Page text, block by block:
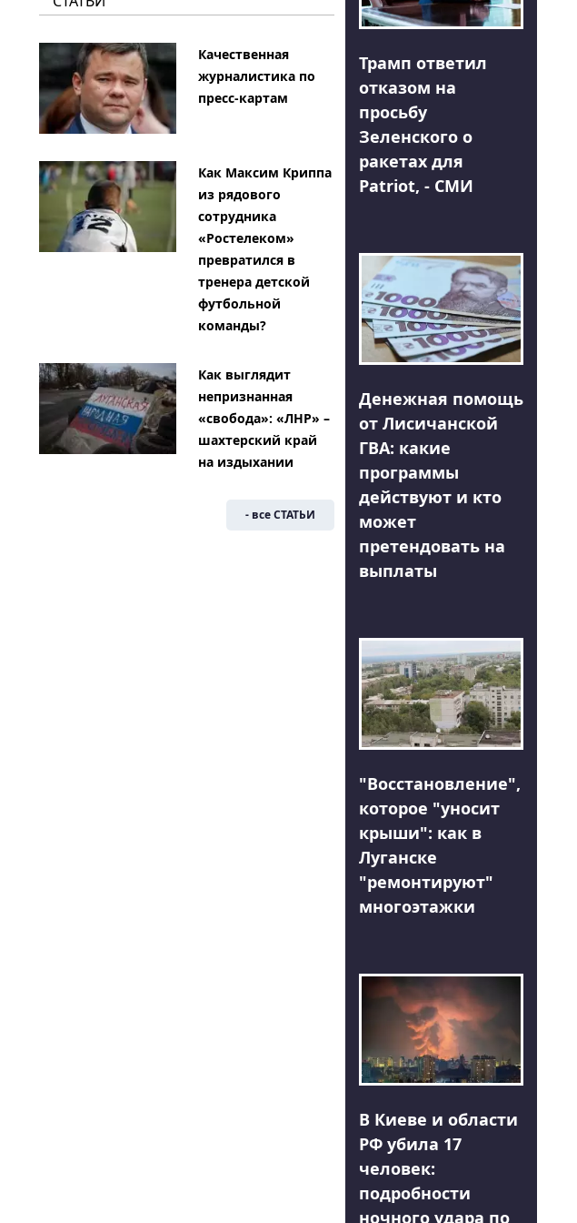
Качественная
журналистика по
пресс-картам
Как Максим Криппа
из рядового
сотрудника
«Ростелеком»
превратился в
тренера детской
футбольной
команды?
Как выглядит
непризнанная
«свобода»: «ЛНР» –
шахтерский край
на издыхании
- все СТАТЬИ
Трамп ответил
отказом на
просьбу
Зеленского о
ракетах для
Patriot, - СМИ
Денежная помощь
от Лисичанской
ГВА: какие
программы
действуют и кто
может
претендовать на
выплаты
"Восстановление",
которое "уносит
крыши": как в
Луганске
"ремонтируют"
многоэтажки
В Киеве и области
РФ убила 17
человек:
подробности
ночного удара по